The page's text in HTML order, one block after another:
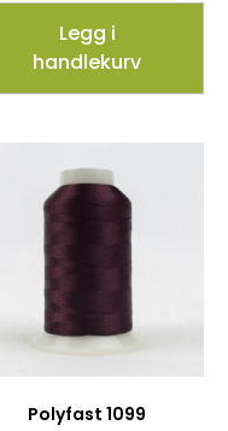
Legg i
handlekurv
Polyfast 1099